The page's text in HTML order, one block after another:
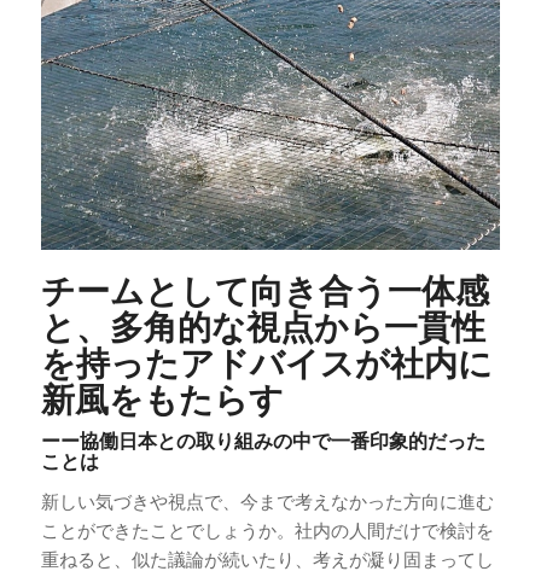
チームとして向き合う一体感
と、多角的な視点から一貫性
を持ったアドバイスが社内に
新風をもたらす
ーー協働日本との取り組みの中で一番印象的だった
ことは
新しい気づきや視点で、今まで考えなかった方向に進む
ことができたことでしょうか。社内の人間だけで検討を
重ねると、似た議論が続いたり、考えが凝り固まってし